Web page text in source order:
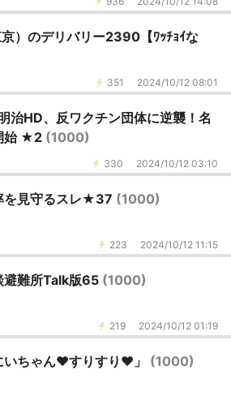
）のデリバリー2390【ﾜｯﾁｮｲな
351 2024/10/12 08:01
治HD、反ワクチン団体に逆襲！名
始 ★2 (1000)
330 2024/10/12 03:10
を見守るスレ★37 (1000)
223 2024/10/12 11:15
避難所Talk版65 (1000)
219 2024/10/12 01:19
いちゃん♥️すりすり♥️」 (1000)